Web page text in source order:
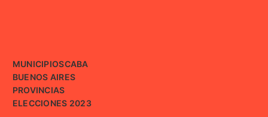
MUNICIPIOSCABA
BUENOS AIRES
PROVINCIAS
ELECCIONES 2023